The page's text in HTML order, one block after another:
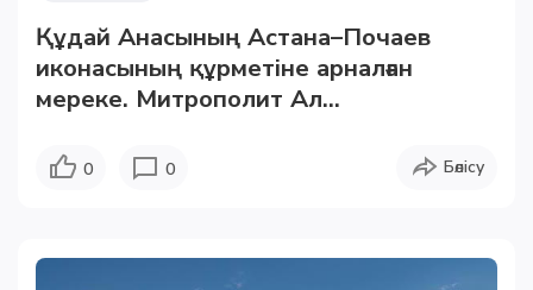
Құдай Анасының Астана–Почаев
иконасының құрметіне арналған
мереке. Митрополит Ал...
0 0 Бөлісу